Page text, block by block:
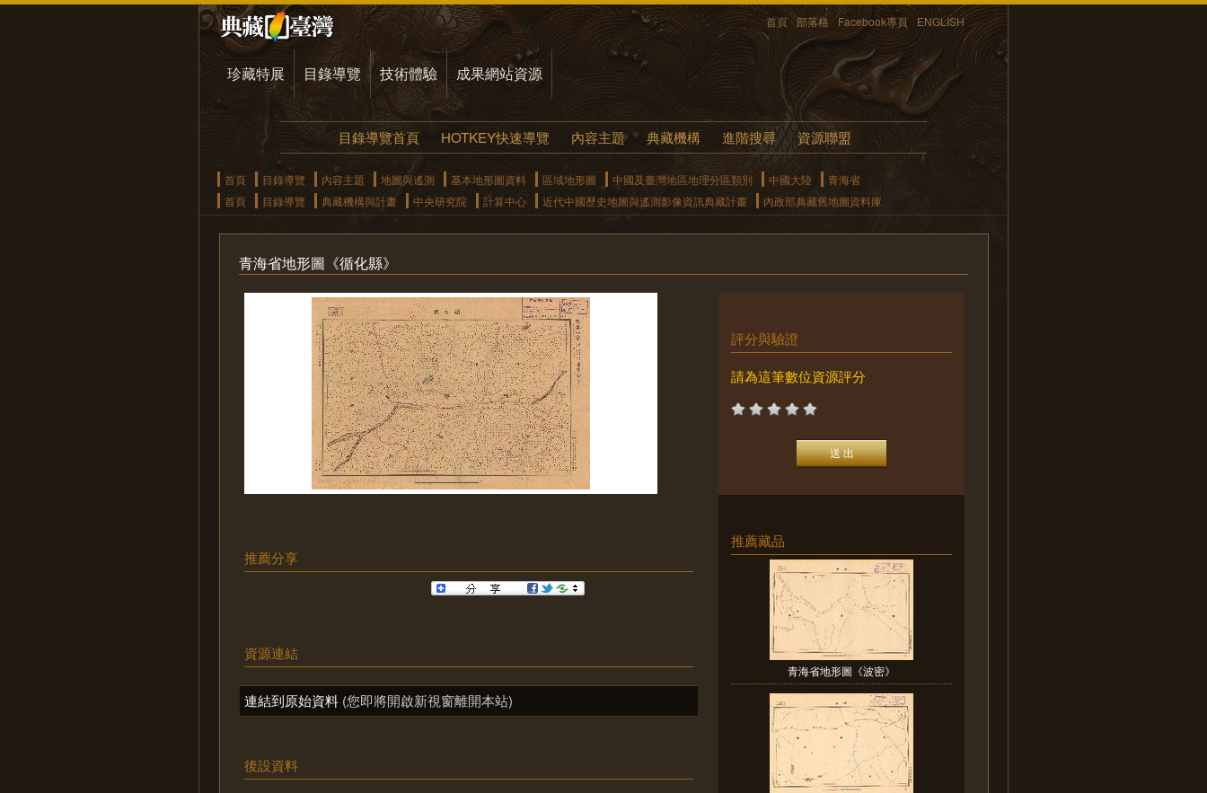
首頁 部落格 Facebook專頁 ENGLISH
珍藏特展 目錄導覽 技術體驗 成果網站資源
目錄導覽首頁 HOTKEY快速導覽 內容主題 典藏機構 進階搜尋 資源聯盟
首頁 目錄導覽 內容主題 地圖與遙測 基本地形圖資料 區域地形圖 中國及臺灣地區地理分區類別 中國大陸
青海省
首頁
目錄導覽 典藏機構與計畫 中央研究院 計算中心 近代中國歷史地圖與遙測影像資訊典藏計畫 內政部典藏舊地圖資料庫
青海省地形圖《循化縣》
推薦分享
資源連結
連結到原始資料 (您即將開啟新視窗離開本站)
後設資料
評分與驗證
請為這筆數位資源評分
推薦藏品
青海省地形圖《波密》